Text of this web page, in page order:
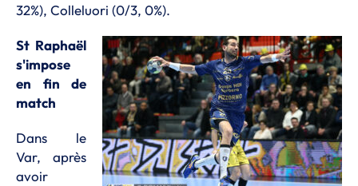
32%), Colleluori (0/3, 0%).
St Raphaël
s'impose
en fin de
match
Dans le
Var, après
avoir